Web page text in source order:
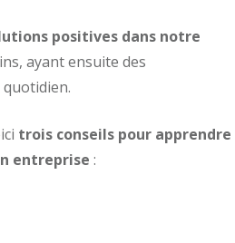
positives dans notre
ayant ensuite des
trois conseils pour apprendre
entreprise :